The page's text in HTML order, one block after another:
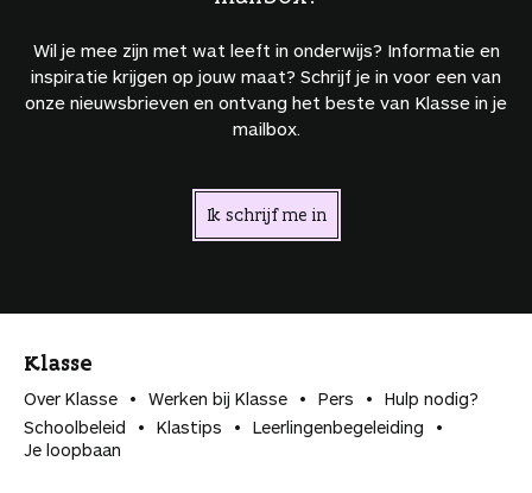
Wil je mee zijn met wat leeft in onderwijs? Informatie en
inspiratie krijgen op jouw maat? Schrijf je in voor een van
onze nieuwsbrieven en ontvang het beste van Klasse in je
mailbox.
Ik schrijf me in
Klasse
Over Klasse Werken bij Klasse Pers
Hulp nodig?
Schoolbeleid
Klastips
Leerlingen­begeleiding
Je loopbaan